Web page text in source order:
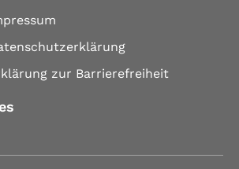
zur Barrierefreiheit